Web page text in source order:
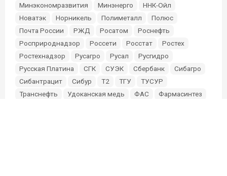
Минэкономразвития
Минэнерго
ННК-Ойл
Новатэк
Норникель Полиметалл
Полюс
Почта России
РЖД Росатом
Роснефть
Росприроднадзор
Россети Росстат
Ростех
Ростехнадзор
Русагро Русал
Русгидро
Русская Платина
СГК СУЭК Сбербанк
Сибагро
Сибантрацит
Сибур Т2 ТГУ
ТУСУР
Транснефть
Удоканская медь ФАС
Фармасинтез